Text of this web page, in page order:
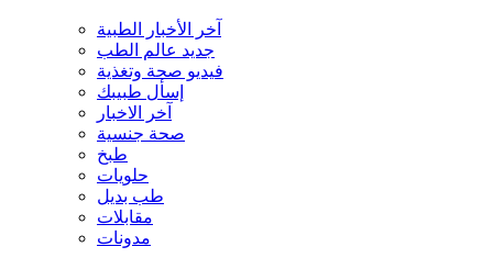
آخر الأخبار الطبية
جديد عالم الطب
فيديو صحة وتغذية
إسأل طبيبك
آخر الاخبار
صحة جنسية
طبخ
حلويات
طب بديل
مقابلات
مدونات